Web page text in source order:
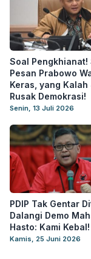
Soal Pengkhianat!
Pesan Prabowo
Keras, yang Kalah
Rusak Demokrasi!
Senin, 13 Juli 2026
PDIP Tak Gentar
Dalangi Demo
Hasto: Kami Kebal!
Kamis, 25 Juni 2026